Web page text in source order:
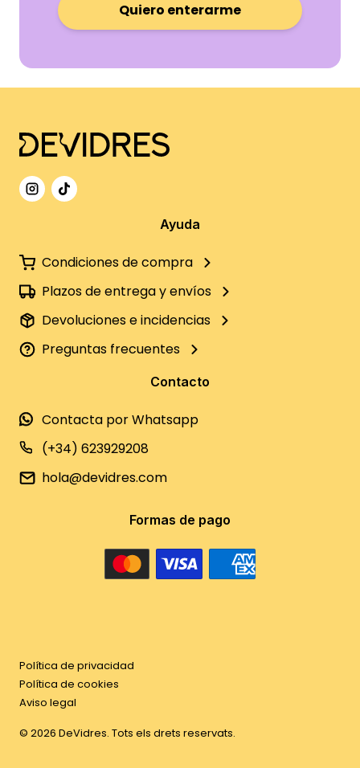
Quiero enterarme
Ayuda
Condiciones de compra
Plazos de entrega y envíos
Devoluciones e incidencias
Preguntas frecuentes
Contacto
Contacta por Whatsapp
(+34) 623929208
hola@devidres.com
Formas de pago
Política de privacidad
Política de cookies
Aviso legal
© 2026 DeVidres. Tots els drets reservats.